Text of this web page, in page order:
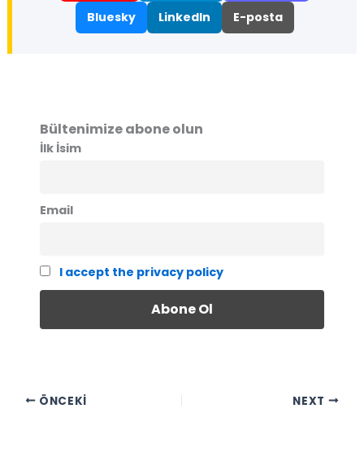
Bluesky
LinkedIn E-posta
Bültenimize abone olun
İlk İsim
Email
I accept the privacy policy
ÖNCEKI NEXT